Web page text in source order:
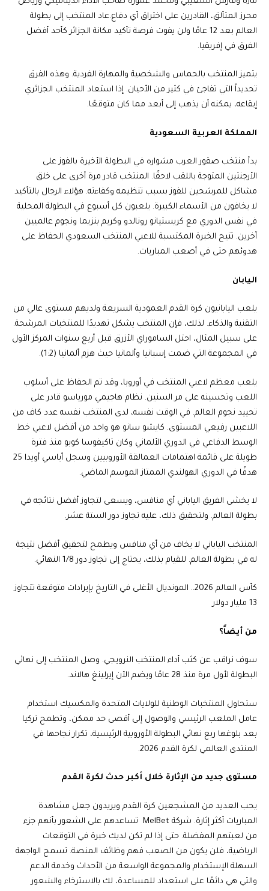
محرز المتألق، القادرين على اختراق أي دفاع.عاد المنتخب إلى بطولة
العالم بعد 12 عامًا ولن يفوت فرصة تأكيد مكانة الجزائر كأحد أفضل
الفرق في إفريقيا.
يتميز المنتخب بالحماس والشخصية والمهارة الفردية. وهذه الفرق
تحديداً التي تفاجئ في كثير من الأحيان. إذا استعاد المنتخب الجزائري
إيقاعه، يمكنه أن يذهب إلى أبعد مما كان متوقعًا.
المملكة العربية السعودية
بدأ منتخب صقور العرب مشواره في البطولة الأخيرة بالفوز على
الأرجنتين المتوجة باللقب لاحقًا. المنتخب قادر مرة أخرى على خلق
مشاكل للمرشحين للفوز بسبب تنظيمه وكفاءته. هؤلاء الرجال بالتأكيد
لا يخافون من الأسماء الكبيرة. يلعبون كل أسبوع في البطولة المحلية
في نفس الدوري مع كريستيانو رونالدو وكريم بنزيما ونجوم عالميين
آخرين. تتيح الخبرة المكتسبة للاعبي المنتخب السعودي الحفاظ على
هدوئهم حتى في أصعب المباريات.
اليابان
يلعب اليابانيون كرة القدم العمودية السريعة ولديهم مستوى عالي من
التقنية والذكاء. لذلك، فإن المنتخب يشكل تهديدًا للمنتخبات المرشحة.
على سبيل المثال، احتل الساموراي الأزرق قبل أربع سنوات المركز الأول
في المجموعة التي ضمت إسبانيا وألمانيا حيث هزم ألمانيا (1:2).
يلعب معظم لاعبي المنتخب في أوروبا، وقد تم الحفاظ على أسلوب
اللعب وتحسينه على مر السنين. نظام هاجيمي مورياسو قادر على
تحييد نجوم العالم. في الوقت نفسه، لدى المنتخب نفسه عدد كاف من
اللاعبين رفيعي المستوى. كايشو سانو هو واحد من أفضل لاعبي خط
الوسط الدفاعي في الدوري الألماني وكان تاكيفوسا كوبو منذ فترة
طويلة على قائمة اهتمامات العمالقة الأوروبيين وسجل أياسي أويدا 25
هدفًا في الدوري الهولندي الممتاز الموسم الماضي.
لا يخشى الفريق الياباني أي منافس، ويسعى لتجاوز أفضل نتائجه في
بطولة العالم. ولتحقيق ذلك، عليه تجاوز دور الستة عشر.
المنتخب الياباني لا يخاف من أي منافس ويطمح لتحقيق أفضل نتيجة
له في بطولة العالم. للقيام بذلك، يحتاج إلى تجاوز دور 1/8 النهائي.
كأس العالم 2026.. المونديال الأغلى في التاريخ بإيرادات متوقعة تتجاوز
13 مليار دولار
من أيضاً؟
سوف نراقب عن كثب أداء المنتخب النرويجي. وصل المنتخب إلى نهائي
البطولة لأول مرة منذ 28 عامًا ويضم الآن إيرلينغ هالاند.
ستحاول المنتخبات الوطنية للولايات المتحدة والمكسيك استخدام
عامل الملعب الرئيسي والوصول إلى أقصى حد ممكن، وتطمح تركيا
بعد بلوغها ربع نهائي البطولة الأوروبية الرئيسية، تكرار نجاحها في
المنتدى العالمي لكرة القدم 2026.
مستوى جديد من الإثارة خلال أكبر حدث لكرة القدم
يحب العديد من المشجعين كرة القدم ويريدون جعل مشاهدة
المباريات أكثر إثارة. شركة MelBet تساعدهم على الشعور بأنهم جزء
من لعبتهم المفضلة. حتى إذا لم تكن لديك خبرة في التوقعات
الرياضية، فلن يكون من الصعب فهم وظائف المنصة. تسمح الواجهة
السهلة الإستخدام والمجموعة الواسعة من الأحداث وخدمة الدعم
والتي هي دائمًا على استعداد للمساعدة، لك بالاسترخاء والشعور